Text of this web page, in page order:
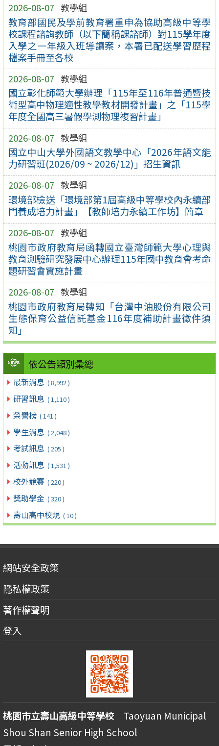
2026-08-07 教學組
教育部國民及學前教育署重申為協助高級中等學
校課程諮詢教師（以下簡稱課諮師）對115學年度
入學之一年級入班導讀案，本署已配送學習歷程
檔案手冊至各校
2026-08-07 教學組
國立彰化師範大學辦理「115年至116年普通暨技
術型高中物理適性教學教材開發計畫」之「115學
年度全國高三暑假學測物理複習計畫」
2026-08-07 教學組
國立中山大學外國語文教學中心「2026年語文能
力研習班(2026/09 ~ 2026/12)」招生資訊
2026-08-07 教學組
環境部檢送「環境部第1屆高級中等學校內永續部
門養成培力計畫」【教師培力永續工作坊】簡章
2026-08-07 教學組
桃園市政府教育局函轉國立臺灣師範大學心理與
教育測驗研究發展中心辦理115年國中教育會考命
題研習會實施計畫
2026-08-07 教學組
桃園市政府教育局轉知「台灣中油股份有限公司
生態保育公益信託基金116年度補助計畫徵件須
知」
依公告類別彙總
最新消息 ( 8,992 )
研習訊息 ( 1,110 )
榮譽榜 ( 141 )
學生消息 ( 2,048 )
考試訊息 ( 205 )
活動訊息 ( 1,531 )
校外競賽 ( 220 )
獎助學金 ( 320 )
壽山高中校規 ( 10 )
網站安全政策
隱私權政策
著作權聲明
登入
桃園市立壽山高級中等學校 Taoyuan Municipal
Shou Shan Senior High School